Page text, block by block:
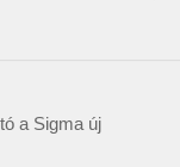
a Sigma új